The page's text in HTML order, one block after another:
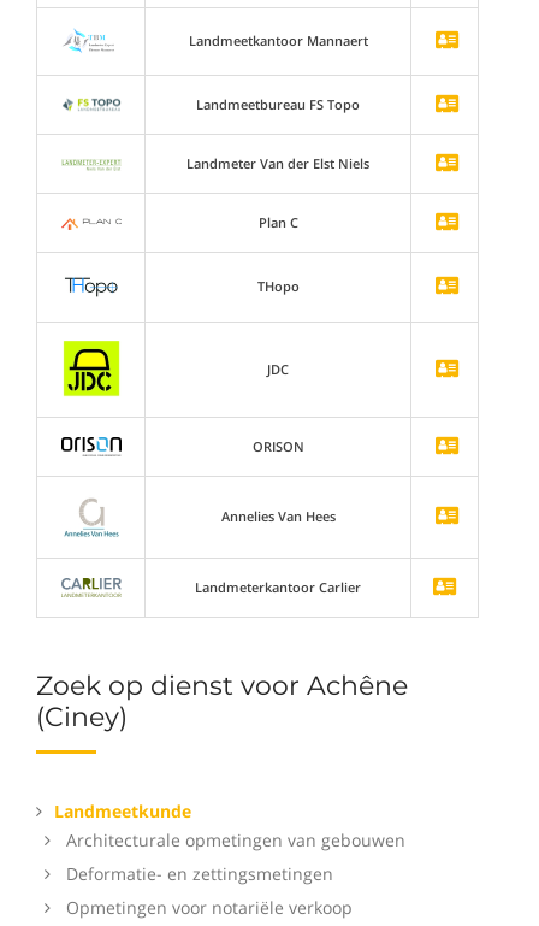
Zoek op dienst voor Achêne
(Ciney)
Landmeetkunde
Architecturale opmetingen van gebouwen
Deformatie- en zettingsmetingen
Opmetingen voor notariële verkoop
Landmeetkantoor Mannaert
Landmeetbureau FS Topo
Landmeter Van der Elst Niels
Plan C
THopo
JDC
ORISON
Annelies Van Hees
Landmeterkantoor Carlier